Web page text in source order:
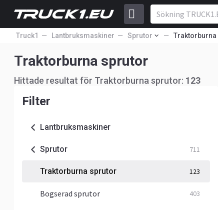
Truck1 Lantbruksmaskiner Sprutor
Traktorburna sprutor
Hittade resultat för Traktorburna sprutor: 123
Filter
Lantbruksmaskiner
Sprutor 711
Traktorburna sprutor 123
Bogserad sprutor 403